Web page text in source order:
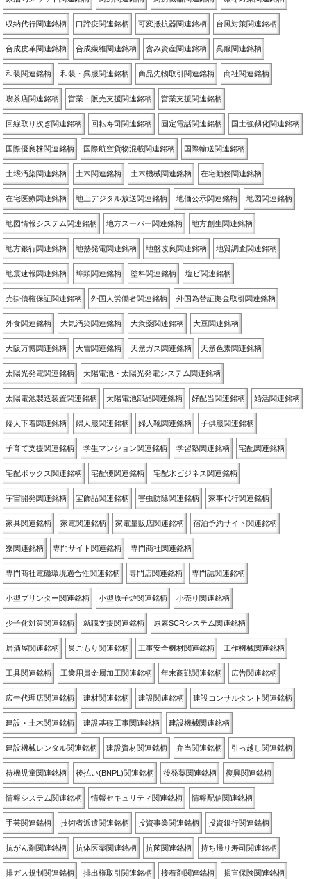
収納代行関連銘柄 口蹄疫関連銘柄 可変抵抗器関連銘柄 台風対策関連銘柄
合成皮革関連銘柄 合成繊維関連銘柄 含み資産関連銘柄 呉服関連銘柄
和装関連銘柄 和装・呉服関連銘柄 商品先物取引関連銘柄 商社関連銘柄
喫茶店関連銘柄 営業・販売支援関連銘柄 営業支援関連銘柄
回線取り次ぎ関連銘柄 回転寿司関連銘柄 固定電話関連銘柄 国土強靱化関連銘柄
国際優良株関連銘柄 国際航空貨物混載関連銘柄 国際輸送関連銘柄
土壌汚染関連銘柄 土木関連銘柄 土木機械関連銘柄 在宅勤務関連銘柄
在宅医療関連銘柄 地上デジタル放送関連銘柄 地価公示関連銘柄 地図関連銘柄
地図情報システム関連銘柄 地方スーパー関連銘柄 地方創生関連銘柄
地方銀行関連銘柄 地熱発電関連銘柄 地盤改良関連銘柄 地質調査関連銘柄
地震速報関連銘柄 埠頭関連銘柄 塗料関連銘柄 塩ビ関連銘柄
売掛債権保証関連銘柄 外国人労働者関連銘柄 外国為替証拠金取引関連銘柄
外食関連銘柄 大気汚染関連銘柄 大衆薬関連銘柄 大豆関連銘柄
大阪万博関連銘柄 大雪関連銘柄 天然ガス関連銘柄 天然色素関連銘柄
太陽光発電関連銘柄 太陽電池・太陽光発電システム関連銘柄
太陽電池製造装置関連銘柄 太陽電池部品関連銘柄 好配当関連銘柄 婚活関連銘柄
婦人下着関連銘柄 婦人服関連銘柄 婦人靴関連銘柄 子供服関連銘柄
子育て支援関連銘柄 学生マンション関連銘柄 学習塾関連銘柄 宅配関連銘柄
宅配ボックス関連銘柄 宅配便関連銘柄 宅配水ビジネス関連銘柄
宇宙開発関連銘柄 宝飾品関連銘柄 害虫防除関連銘柄 家事代行関連銘柄
家具関連銘柄 家電関連銘柄 家電量販店関連銘柄 宿泊予約サイト関連銘柄
寮関連銘柄 専門サイト関連銘柄 専門商社関連銘柄
専門商社電磁環境適合性関連銘柄 専門店関連銘柄 専門誌関連銘柄
小型プリンター関連銘柄 小型原子炉関連銘柄 小売り関連銘柄
少子化対策関連銘柄 就職支援関連銘柄 尿素SCRシステム関連銘柄
居酒屋関連銘柄 巣ごもり関連銘柄 工事安全機材関連銘柄 工作機械関連銘柄
工具関連銘柄 工業用貴金属加工関連銘柄 年末商戦関連銘柄 広告関連銘柄
広告代理店関連銘柄 建材関連銘柄 建設関連銘柄 建設コンサルタント関連銘柄
建設・土木関連銘柄 建設基礎工事関連銘柄 建設機械関連銘柄
建設機械レンタル関連銘柄 建設資材関連銘柄 弁当関連銘柄 引っ越し関連銘柄
待機児童関連銘柄 後払い(BNPL)関連銘柄 後発薬関連銘柄 復興関連銘柄
情報システム関連銘柄 情報セキュリティ関連銘柄 情報配信関連銘柄
手芸関連銘柄 技術者派遣関連銘柄 投資事業関連銘柄 投資銀行関連銘柄
抗がん剤関連銘柄 抗体医薬関連銘柄 抗菌関連銘柄 持ち帰り寿司関連銘柄
排ガス規制関連銘柄 排出権取引関連銘柄 接着剤関連銘柄 損害保険関連銘柄